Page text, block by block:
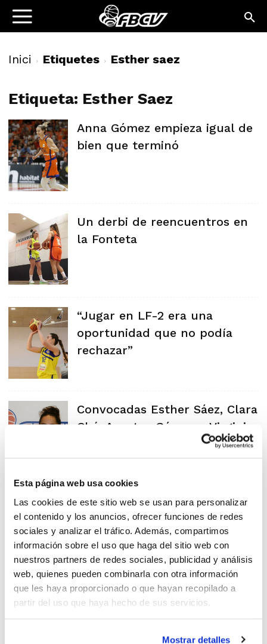
Esta página web usa cookies
Las cookies de este sitio web se usan para personalizar
el contenido y los anuncios, ofrecer funciones de redes
sociales y analizar el tráfico. Además, compartimos
información sobre el uso que haga del sitio web con
nuestros partners de redes sociales, publicidad y análisis
web, quienes pueden combinarla con otra información
que les haya proporcionado o que hayan recopilado a
partir del uso que haya hecho de sus servicios.
Mostrar detalles
Inici Etiquetes Esther saez
Etiqueta: Esther Saez
Anna Gómez empieza igual de
bien que terminó
Un derbi de reencuentros en
la Fonteta
“Jugar en LF-2 era una
oportunidad que no podía
rechazar”
Convocadas Esther Sáez, Clara
Ché, Arantxa Gómez y Virginia
Culminan la concentración
con las Pre-selecciones
Nacionales